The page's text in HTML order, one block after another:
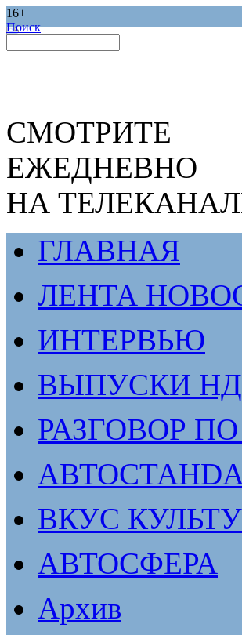
16+
Поиск
СМОТРИТЕ
ЕЖЕДНЕВНО
НА
ГЛАВНАЯ
ЛЕНТА
ИНТЕРВЬЮ
ВЫПУСКИ
РАЗГОВОР
ВКУС
АВТОСФЕРА
Архив